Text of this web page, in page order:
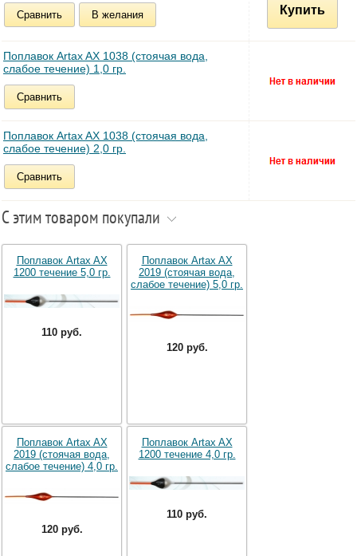
Сравнить
В желания Купить
Поплавок Artax AX 1038 (стоячая вода,
слабое течение) 1,0 гр.
Сравнить
Поплавок Artax AX 1038 (стоячая вода,
слабое течение) 2,0 гр.
Сравнить
С этим товаром покупали
Поплавок Artax AX
1200 течение 5,0 гр.
110 руб.
Поплавок Artax AX
2019 (стоячая вода,
слабое течение) 5,0 гр.
120 руб.
Поплавок Artax AX
2019 (стоячая вода,
слабое течение) 4,0 гр.
120 руб.
Поплавок Artax AX
1200 течение 4,0 гр.
110 руб.